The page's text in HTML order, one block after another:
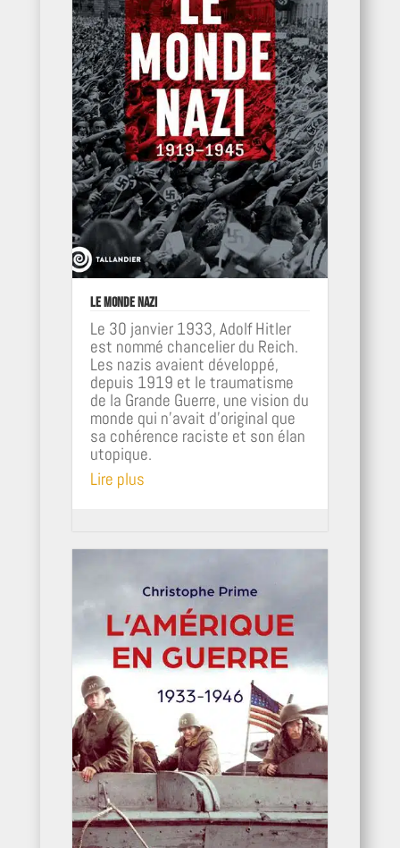
Le monde nazi
Le 30 janvier 1933, Adolf Hitler
est nommé chancelier du Reich.
Les nazis avaient développé,
depuis 1919 et le traumatisme
de la Grande Guerre, une vision du
monde qui n’avait d’original que
sa cohérence raciste et son élan
utopique.
Lire plus